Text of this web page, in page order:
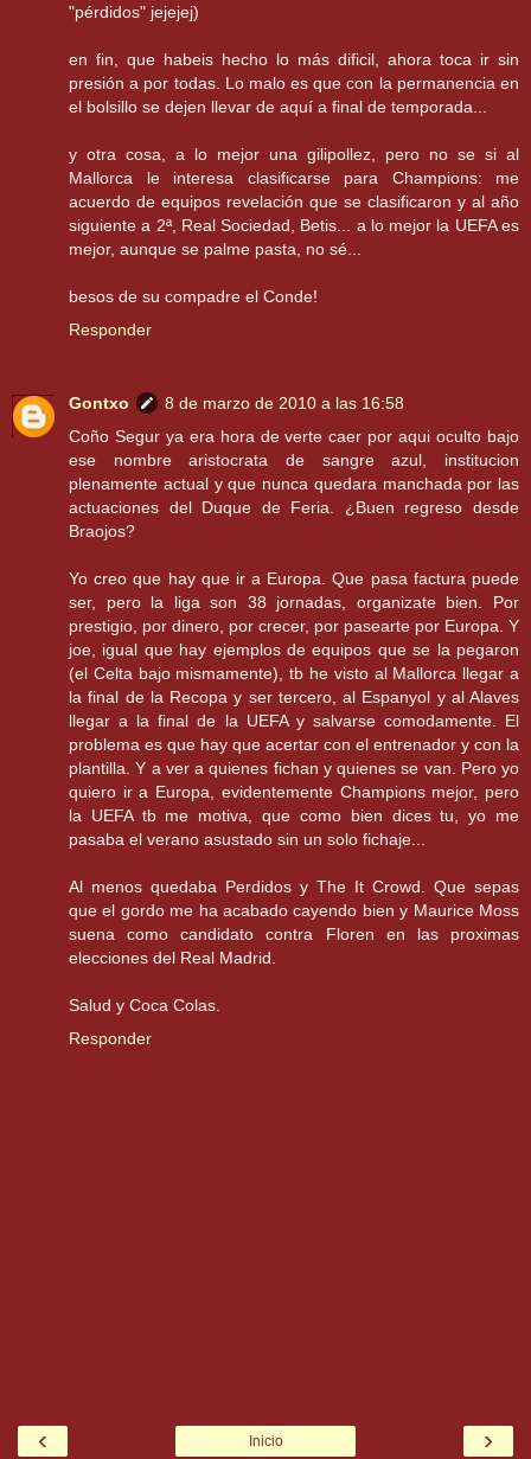
"pérdidos" jejejej)
en fin, que habeis hecho lo más dificil, ahora toca ir sin
presión a por todas. Lo malo es que con la permanencia en
el bolsillo se dejen llevar de aquí a final de temporada...
y otra cosa, a lo mejor una gilipollez, pero no se si al
Mallorca le interesa clasificarse para Champions: me
acuerdo de equipos revelación que se clasificaron y al año
siguiente a 2ª, Real Sociedad, Betis... a lo mejor la UEFA es
mejor, aunque se palme pasta, no sé...
besos de su compadre el Conde!
Responder
Gontxo
8 de marzo de 2010 a las 16:58
Coño Segur ya era hora de verte caer por aqui oculto bajo
ese nombre aristocrata de sangre azul, institucion
plenamente actual y que nunca quedara manchada por las
actuaciones del Duque de Feria. ¿Buen regreso desde
Braojos?
Yo creo que hay que ir a Europa. Que pasa factura puede
ser, pero la liga son 38 jornadas, organizate bien. Por
prestigio, por dinero, por crecer, por pasearte por Europa. Y
joe, igual que hay ejemplos de equipos que se la pegaron
(el Celta bajo mismamente), tb he visto al Mallorca llegar a
la final de la Recopa y ser tercero, al Espanyol y al Alaves
llegar a la final de la UEFA y salvarse comodamente. El
problema es que hay que acertar con el entrenador y con la
plantilla. Y a ver a quienes fichan y quienes se van. Pero yo
quiero ir a Europa, evidentemente Champions mejor, pero
la UEFA tb me motiva, que como bien dices tu, yo me
pasaba el verano asustado sin un solo fichaje...
Al menos quedaba Perdidos y The It Crowd. Que sepas
que el gordo me ha acabado cayendo bien y Maurice Moss
suena como candidato contra Floren en las proximas
elecciones del Real Madrid.
Salud y Coca Colas.
Responder
‹ ›
Inicio